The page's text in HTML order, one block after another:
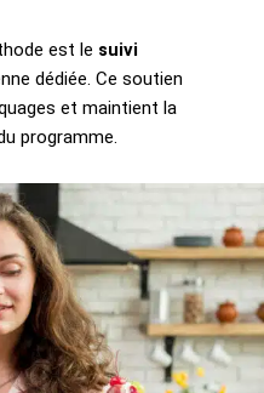
est le suivi
dédiée. Ce soutien
et maintient la
programme.